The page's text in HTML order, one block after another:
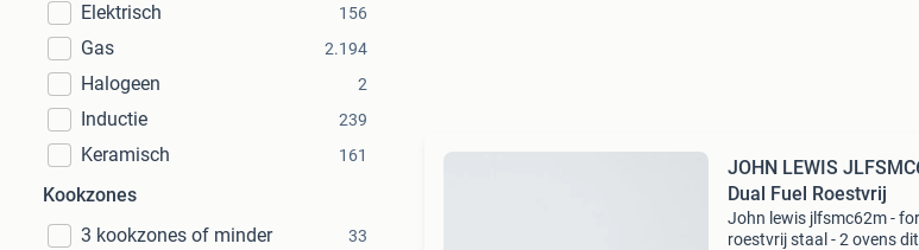
Elektrisch
156
Gas 2.194
Halogeen 2
Inductie 239
Keramisch 161
Kookzones
3 kookzones of minder
33
JOHN LEWIS JLFSMC62M
Dual Fuel Roestvrij
John lewis jlfsmc62m -
roestvrij staal - 2 ovens